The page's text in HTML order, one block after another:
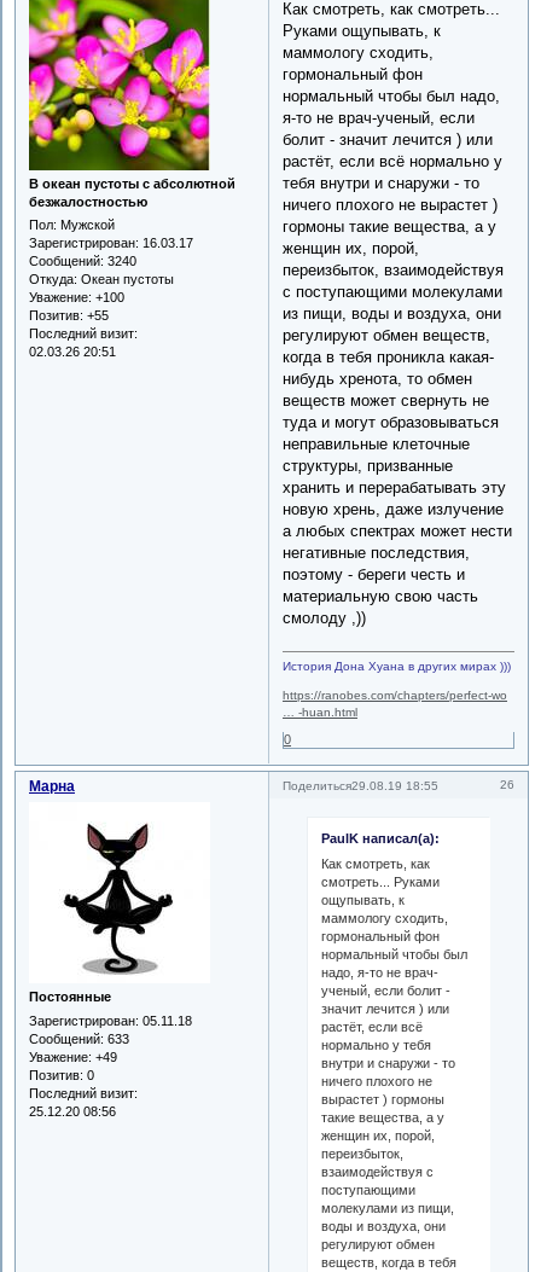
В океан пустоты с абсолютной
безжалостностью
Пол: Мужской
Зарегистрирован: 16.03.17
Сообщений: 3240
Откуда: Океан пустоты
Уважение: +100
Позитив: +55
Последний визит:
02.03.26 20:51
Как смотреть, как смотреть...
Руками ощупывать, к
маммологу сходить,
гормональный фон
нормальный чтобы был надо,
я-то не врач-ученый, если
болит - значит лечится ) или
растёт, если всё нормально у
тебя внутри и снаружи - то
ничего плохого не вырастет )
гормоны такие вещества, а у
женщин их, порой,
переизбыток, взаимодействуя
с поступающими молекулами
из пищи, воды и воздуха, они
регулируют обмен веществ,
когда в тебя проникла какая-
нибудь хренота, то обмен
веществ может свернуть не
туда и могут образовываться
неправильные клеточные
структуры, призванные
хранить и перерабатывать эту
новую хрень, даже излучение
а любых спектрах может нести
негативные последствия,
поэтому - береги честь и
материальную свою часть
смолоду ,))
История Дона Хуана в других мирах )))
https://ranobes.com/chapters/perfect-wo
… -huan.html
0
Поделиться 26
29.08.19 18:55
Марна
Постоянные
Зарегистрирован: 05.11.18
Сообщений: 633
Уважение: +49
Позитив: 0
Последний визит:
25.12.20 08:56
PaulK написал(а):
Как смотреть, как
смотреть... Руками
ощупывать, к
маммологу сходить,
гормональный фон
нормальный чтобы был
надо, я-то не врач-
ученый, если болит -
значит лечится ) или
растёт, если всё
нормально у тебя
внутри и снаружи - то
ничего плохого не
вырастет ) гормоны
такие вещества, а у
женщин их, порой,
переизбыток,
взаимодействуя с
поступающими
молекулами из пищи,
воды и воздуха, они
регулируют обмен
веществ, когда в тебя